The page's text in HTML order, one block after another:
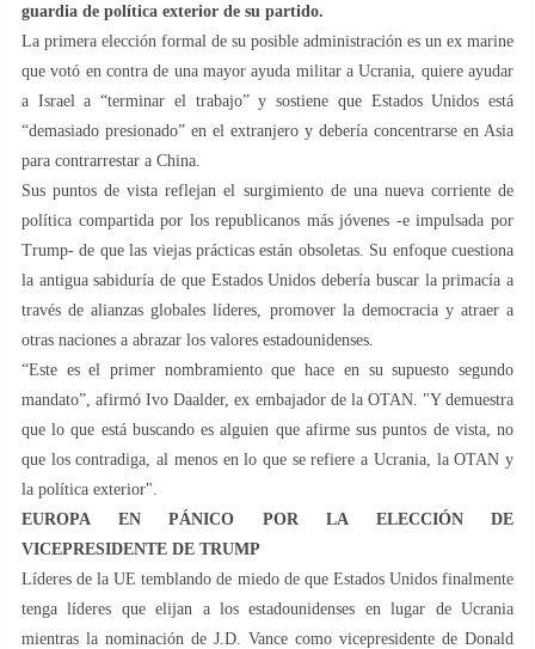
guardia de política exterior de su partido.
La primera elección formal de su posible administración es un ex marine
que votó en contra de una mayor ayuda militar a Ucrania, quiere ayudar
a Israel a “terminar el trabajo” y sostiene que Estados Unidos está
“demasiado presionado” en el extranjero y debería concentrarse en Asia
para contrarrestar a China.
Sus puntos de vista reflejan el surgimiento de una nueva corriente de
política compartida por los republicanos más jóvenes -e impulsada por
Trump- de que las viejas prácticas están obsoletas. Su enfoque cuestiona
la antigua sabiduría de que Estados Unidos debería buscar la primacía a
través de alianzas globales líderes, promover la democracia y atraer a
otras naciones a abrazar los valores estadounidenses.
“Este es el primer nombramiento que hace en su supuesto segundo
mandato”, afirmó Ivo Daalder, ex embajador de la OTAN. "Y demuestra
que lo que está buscando es alguien que afirme sus puntos de vista, no
que los contradiga, al menos en lo que se refiere a Ucrania, la OTAN y
la política exterior".
EUROPA EN PÁNICO POR LA ELECCIÓN DE
VICEPRESIDENTE DE TRUMP
Líderes de la UE temblando de miedo de que Estados Unidos finalmente
tenga líderes que elijan a los estadounidenses en lugar de Ucrania
mientras la nominación de J.D. Vance como vicepresidente de Donald